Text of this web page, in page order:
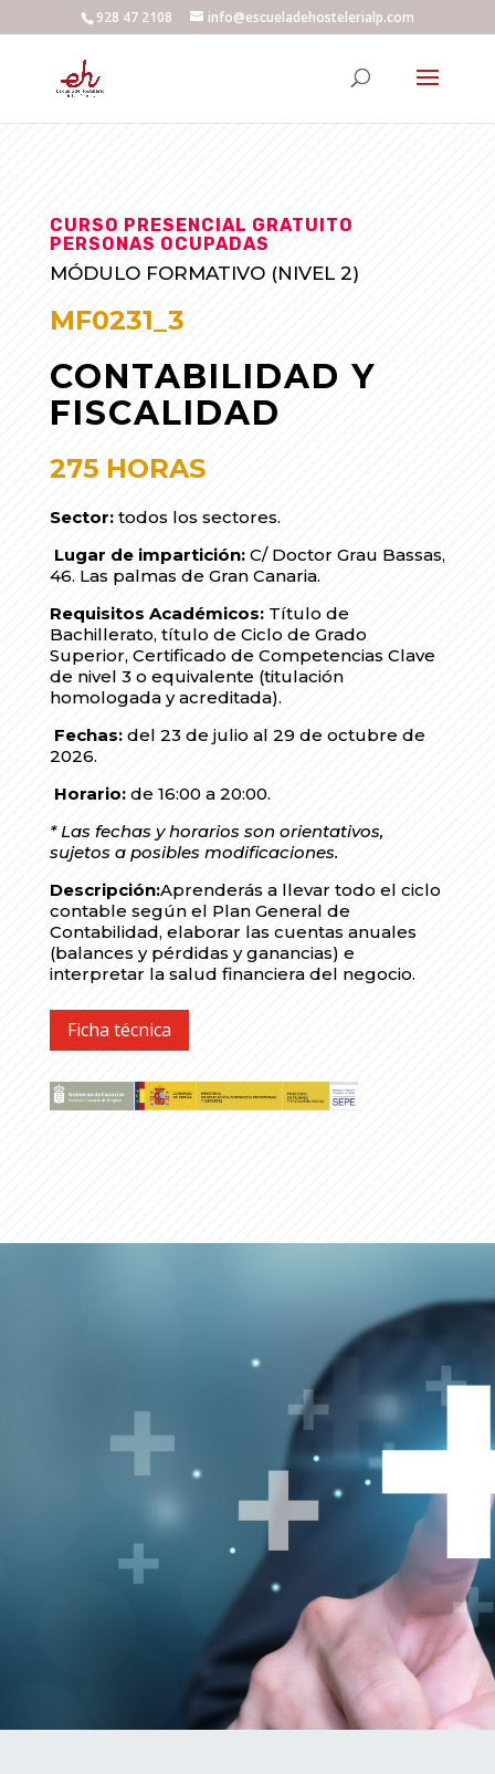
928 47 2108 info@escueladehostelerialp.com
CURSO PRESENCIAL GRATUITO
PERSONAS OCUPADAS
MÓDULO FORMATIVO (NIVEL 2)
MF0231_3
CONTABILIDAD Y
FISCALIDAD
275 HORAS
Sector:todos los sectores.
Lugar de impartición:C/ Doctor Grau Bassas,
46. Las palmas de Gran Canaria.
Requisitos Académicos: Título de
Bachillerato, título de Ciclo de Grado
Superior, Certificado de Competencias Clave
de nivel 3 o equivalente (titulación
homologada y acreditada).
Fechas: del 23 de julio al 29 de octubre de
2026.
Horario:de 16:00 a 20:00.
* Las fechas y horarios son orientativos,
sujetos a posibles modificaciones.
Descripción:Aprenderás a llevar todo el ciclo
contable según el Plan General de
Contabilidad, elaborar las cuentas anuales
(balances y pérdidas y ganancias) e
interpretar la salud financiera del negocio.
Ficha técnica